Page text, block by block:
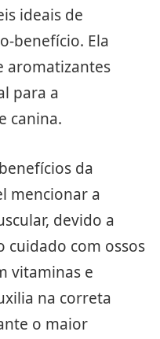
ideais de
benefício. Ela
aromatizantes
para a
canina.
da
mencionar a
devido a
cuidado com ossos
vitaminas e
na correta
o maior